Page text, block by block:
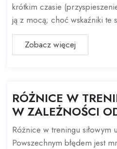
krótkim czasie
ją z mocą; choć wskaźniki te
Zobacz więcej
RÓŻNICE W
W ZALEŻNOŚCI
Różnice w treningu siłowym
Powszechnym błędem jest